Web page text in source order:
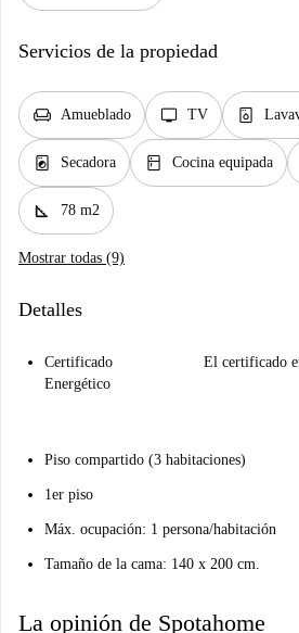
Servicios de la propiedad
chair Amueblado tv TV dishwasher_gen
local_laundry_service Secadora kitchen Cocina equipada
square_foot 78 m2
Mostrar todas (9)
Detalles
Certificado
Energético
El certificado
Piso compartido (3 habitaciones)
1er piso
Máx. ocupación: 1 persona/habitación
Tamaño de la cama: 140 x 200 cm.
La opinión de Spotahome